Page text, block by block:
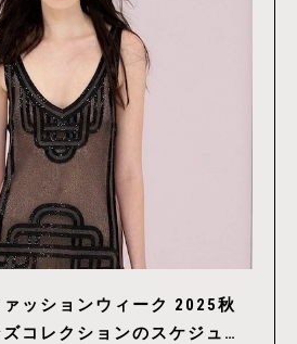
ァッションウィーク 2025秋
コレクションのスケジュー